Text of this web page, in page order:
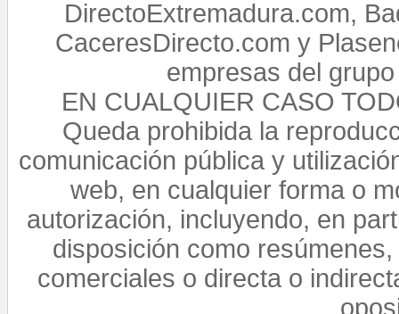
DirectoExtremadura.com,
CaceresDirecto.com y
empresas del
EN CUALQUIER CASO
Queda prohibida la
comunicación pública y
web, en cualquier forma o
autorización, incluyendo, en
disposición como
comerciales o directa o